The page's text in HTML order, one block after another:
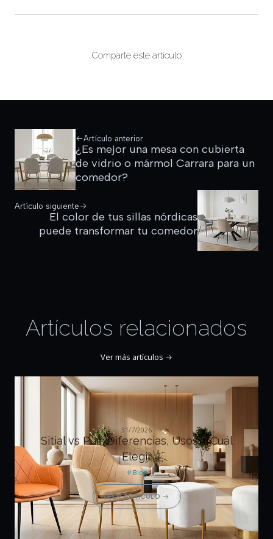
Comparte este artículo
Artículo anterior
¿Es mejor una mesa con cubierta
de vidrio o mármol Carrara para un
comedor?
Artículo siguiente
El color de tus sillas nórdicas
puede transformar tu comedor
Artículos relacionados
Ver más artículos
31/7/2026
Sitial vs Puff: Diferencias, Usos y Cuál
Elegir
Blog
LEER ARTÍCULO